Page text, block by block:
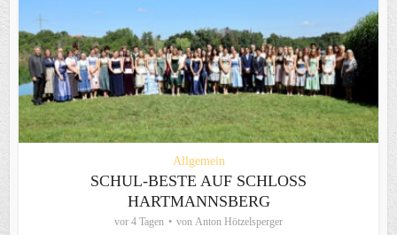
Allgemein
SCHUL-BESTE AUF SCHLOSS
HARTMANNSBERG
vor 4 Tagen von Anton Hötzelsperger